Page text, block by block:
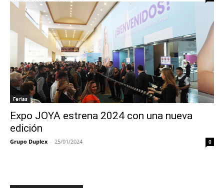
Ferias
Expo JOYA estrena 2024 con una nueva
edición
Grupo Duplex - 25/01/2024 0